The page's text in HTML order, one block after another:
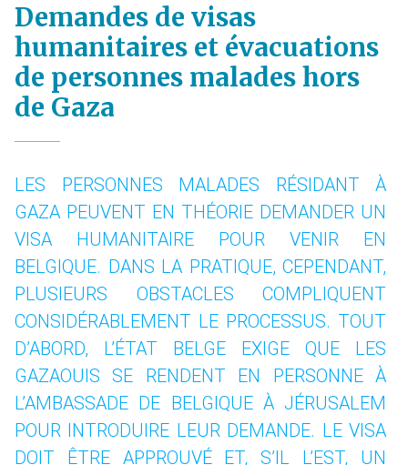
Demandes de visas
humanitaires et évacuations
de personnes malades hors
de Gaza
LES PERSONNES MALADES RÉSIDANT À
GAZA PEUVENT EN THÉORIE DEMANDER UN
VISA HUMANITAIRE POUR VENIR EN
BELGIQUE. DANS LA PRATIQUE, CEPENDANT,
PLUSIEURS OBSTACLES COMPLIQUENT
CONSIDÉRABLEMENT LE PROCESSUS. TOUT
D’ABORD, L’ÉTAT BELGE EXIGE QUE LES
GAZAOUIS SE RENDENT EN PERSONNE À
L’AMBASSADE DE BELGIQUE À JÉRUSALEM
POUR INTRODUIRE LEUR DEMANDE. LE VISA
DOIT ÊTRE APPROUVÉ ET, S’IL L’EST, UN